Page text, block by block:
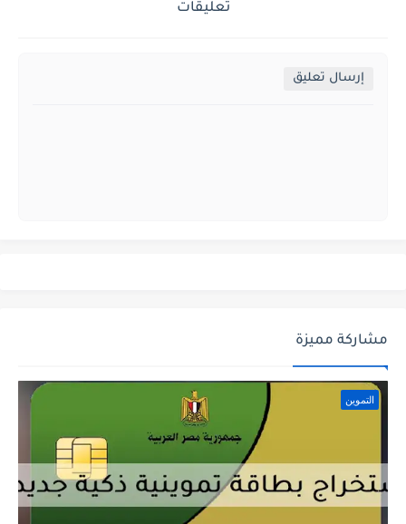
تعليقات
إرسال تعليق
مشاركة مميزة
التموين